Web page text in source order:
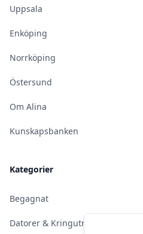
Uppsala
Enköping
Norrköping
Östersund
Om Alina
Kunskapsbanken
Kategorier
Begagnat
Datorer & Kringutrustning